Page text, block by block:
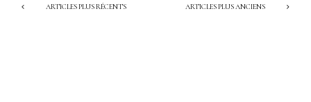
ARTICLES PLUS RÉCENTS ARTICLES PLUS ANCIENS